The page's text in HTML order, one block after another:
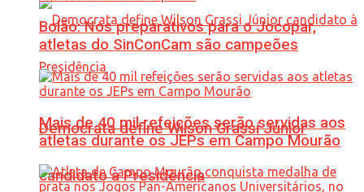
Democrata define Wilson Grassi Júnior
candidato à Presidência
Bolão: Nos preparativos para o Jocopar,
atletas do SinConCam são campeões
Mais de 40 mil refeições serão servidas aos
atletas durante os JEPs em Campo Mourão